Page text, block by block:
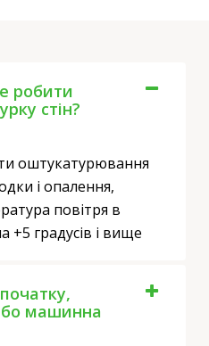
робити
стін?
оштукатурювання
і опалення,
повітря в
+5 градусів і вище
машинна